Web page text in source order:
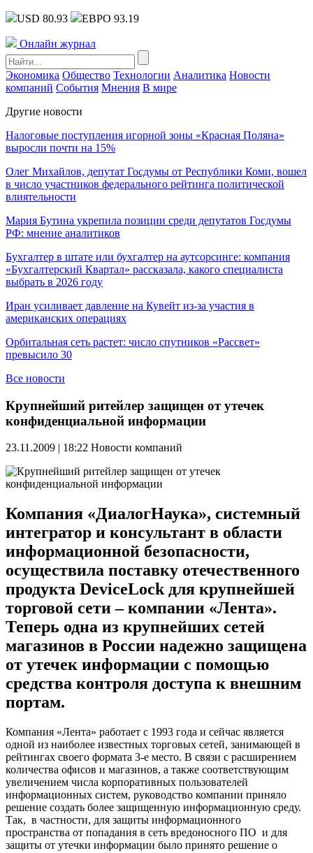
USD 80.93 ЕВРО 93.19
Онлайн журнал
Экономика Общество Технологии Аналитика Новости
компаний События Мнения В мире
Другие новости
Налоговые поступления игорной зоны «Красная Поляна»
выросли почти на 15%
Олег Михайлов, депутат Госдумы от Республики Коми, вошел
в число участников федерального рейтинга политической
влиятельности
Мария Бутина укрепила позиции среди депутатов Госдумы
РФ: мнение аналитиков
Бухгалтер в штате или бухгалтер на аутсорсинге: компания
«Бухгалтерский Квартал» рассказала, какого специалиста
выбрать в 2026 году
Иран усиливает давление на Кувейт из-за участия в
американских операциях
Орбитальная сеть растет: число спутников «Рассвет»
превысило 30
Все новости
Крупнейший ритейлер защищен от утечек
конфиденциальной информации
23.11.2009 | 18:22 Новости компаний
Компания «ДиалогНаука», системный
интегратор и консультант в области
информационной безопасности,
осуществила поставку отечественного
продукта DeviceLock для крупнейшей
торговой сети – компании «Лента».
Теперь одна из крупнейших сетей
магазинов в России надежно защищена
от утечек информации с помощью
средства контроля доступа к внешним
портам.
Компания «Лента» работает с 1993 года и сейчас является
одной из наиболее известных торговых сетей, занимающей в
рейтингах своего формата 3-е место. В связи с расширением
количества офисов и магазинов, а также соответствующим
увеличением числа корпоративных пользователей
информационных систем, руководство компании приняло
решение создать более защищенную информационную среду.
Так, в частности, для защиты информационного
пространства от попадания в сеть вредоносного ПО и для
защиты от утечки информации было принято решение о